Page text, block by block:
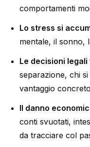
comportamenti
Lo stress si
mentale, il sonno,
Le decisioni
separazione, chi
vantaggio
Il danno
conti svuotati,
da tracciare col